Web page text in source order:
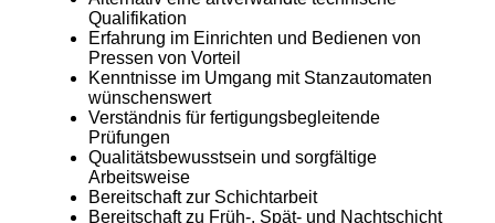
Qualifikation
Erfahrung im Einrichten und Bedienen von
Pressen von Vorteil
Kenntnisse im Umgang mit Stanzautomaten
wünschenswert
Verständnis für fertigungsbegleitende
Prüfungen
Qualitätsbewusstsein und sorgfältige
Arbeitsweise
Bereitschaft zur Schichtarbeit
Bereitschaft zu Früh-, Spät- und Nachtschicht